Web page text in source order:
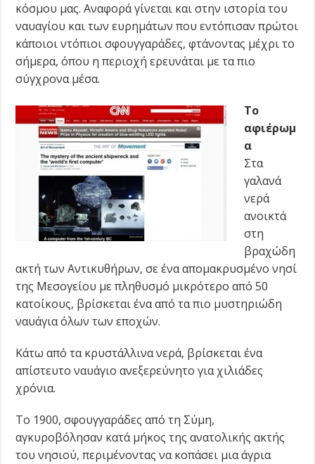
κόσμου μας. Αναφορά γίνεται και στην ιστορία του
ναυαγίου και των ευρημάτων που εντόπισαν πρώτοι
κάποιοι ντόπιοι σφουγγαράδες, φτάνοντας μέχρι το
σήμερα, όπου η περιοχή ερευνάται με τα πιο
σύγχρονα μέσα.
Το
αφιέρωμ
α
Στα
γαλανά
νερά
ανοικτά
στη
βραχώδη
ακτή των Αντικυθήρων, σε ένα απομακρυσμένο νησί
της Μεσογείου με πληθυσμό μικρότερο από 50
κατοίκους, βρίσκεται ένα από τα πιο μυστηριώδη
ναυάγια όλων των εποχών.
Κάτω από τα κρυστάλλινα νερά, βρίσκεται ένα
απίστευτο ναυάγιο ανεξερεύνητο για χιλιάδες
χρόνια.
Το 1900, σφουγγαράδες από τη Σύμη,
αγκυροβόλησαν κατά μήκος της ανατολικής ακτής
του νησιού, περιμένοντας να κοπάσει μια άγρια